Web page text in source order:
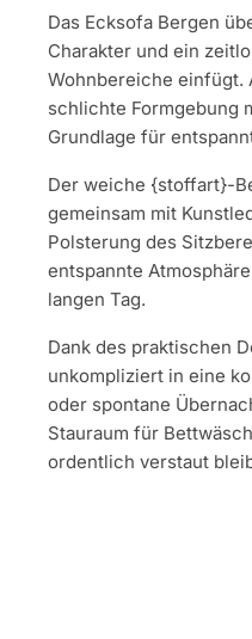
Das Ecksofa Bergen
Charakter und ein
Wohnbereiche einfügt.
schlichte Formgebung
Grundlage für
Der weiche {stoffart}-
gemeinsam mit
Polsterung des
entspannte
langen Tag.
Dank des praktischen
unkompliziert in eine
oder spontane
Stauraum für
ordentlich verstaut